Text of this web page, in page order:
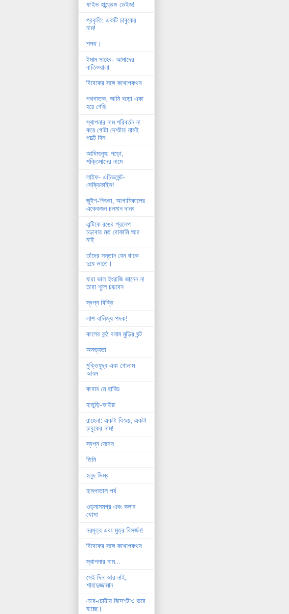
ফাইভ হান্ড্রেড ডেইজ!
প্রকৃতি: একটি চাবুকের
নাম!
শপথ।
ইমাম সাহেব- আমাদের
বাতিওয়ালা
বিবেকের সঙ্গে কথোপকথন
পথগাতক, আমি বড়ো একা
হয়ে গেছি
স্থাপনার নাম পরিবর্তন না
করে গোটা দেশটার নামই
পাল্টে দিন
আদিমানুষ: পড়ো,
শক্তিমানের নামে
লাইফ- এচিভমেন্ট-
সেক্রিফাইস!
জুইশ-শিশুরা, আগামিকালের
একেকজন চলমান দানব
এন্টিকে রঙের প্রলেপ
চড়াবার মত বোকামি আর
নাই
তাঁদের সন্তান যেন থাকে
দুধে ভাতে।
যারা ভাল ইংরাজি জানেন না
তারা শূলে চড়বেন
স্বপ্ন বিক্রি
লাশ-বানিজ্য-পদক!
কালের কন্ঠ বনাম মুড়ির ঘন্ট
অসভ্যতা
মুক্তিযুদ্ধ এবং গোলাম
আযম
কাবাব মে হাড্ডি
হাতুড়ি-ভাইয়া
রাহেলা: একটা বিস্ময়, একটা
চাবুকের নাম!
স্বপ্ন নেবেন...
তিনি
হলুদ ডিম্ব
হাসপাতাল পর্ব
ওড়নাসমগ্র এবং কলার
খোসা
নরমূত্র এবং মুত্র বিসর্জন!
বিবেকের সঙ্গে কথোপকথন
স্থাপনার নাম...
সেই দিন আর নাই,
শাহাদুজ্জামান
চোর-চোট্টায় বিদেশটাও ভরে
যাচ্ছে।